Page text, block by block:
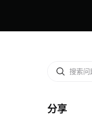
分享